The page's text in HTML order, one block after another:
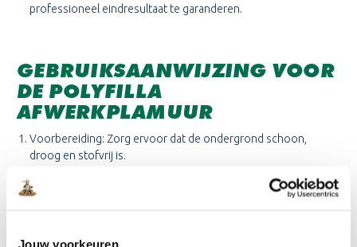
Jouw voorkeuren
professioneel eindresultaat te garanderen.
GEBRUIKSAANWIJZING VOOR
DE POLYFILLA
AFWERKPLAMUUR
Voorbereiding: Zorg ervoor dat de ondergrond schoon,
droog en stofvrij is.
gelijkmatig op de ondergrond te verdelen.
Drogen: Laat de pasta volledig drogen (droogtijd afhankelijk